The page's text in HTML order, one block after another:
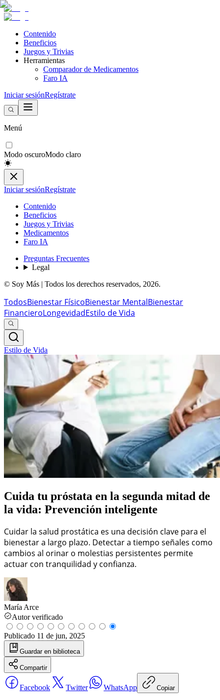
Contenido
Beneficios
Juegos y Trivias
Herramientas
Comparador de Medicamentos
Faro IA
Iniciar sesiónRegístrate
Menú
Modo oscuroModo claro
Iniciar sesiónRegístrate
Contenido
Beneficios
Juegos y Trivias
Medicamentos
Faro IA
Preguntas Frecuentes
Legal
© Soy Más | Todos los derechos reservados, 2026.
TodosBienestar FísicoBienestar MentalBienestar
FinancieroLongevidadEstilo de Vida
Estilo de Vida
Cuida tu próstata en la segunda mitad de
la vida: Prevención inteligente
Cuidar la salud prostática es una decisión clave para el
bienestar a largo plazo. Detectar a tiempo señales como
cambios al orinar o molestias persistentes permite
actuar con tranquilidad y confianza.
María Arce
Autor verificado
Publicado 11 de jun, 2025
Guardar en biblioteca
Compartir
Facebook Twitter WhatsApp Copiar